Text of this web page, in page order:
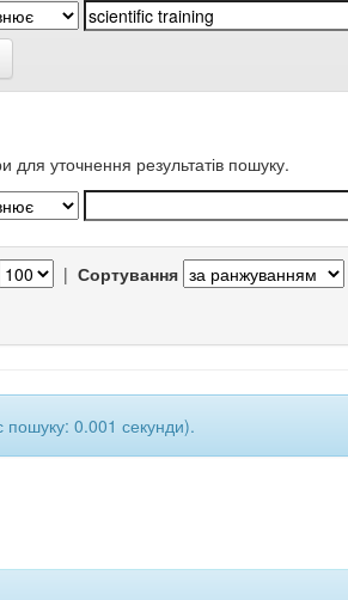
для уточнення результатів пошуку.
| Сортування
пошуку: 0.001 секунди).